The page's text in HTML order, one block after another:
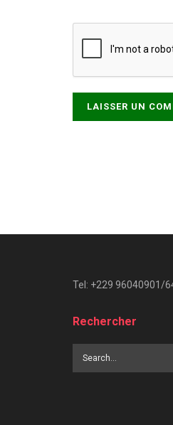
Tel: +229 96040901/
Rechercher